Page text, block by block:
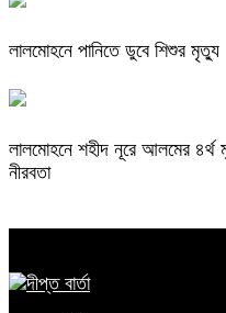
লালমোহনে পানিতে ডুবে শিশুর মৃত্যু
লালমোহনে শহীদ নূরে আলমের ৪র্থ
নীরবতা